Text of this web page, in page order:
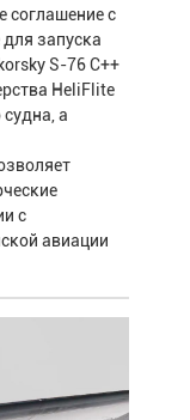
соглашение с
запуска
S-76 C++
HeliFlite
а
с
авиации